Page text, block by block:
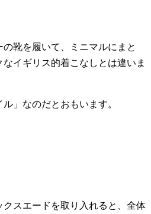
靴を履いて、ミニマルにまと
イギリス的着こなしとは違いま
」なのだとおもいます。
スエードを取り入れると、全体